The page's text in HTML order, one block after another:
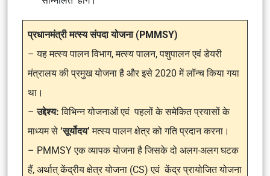
प्रधानमंत्री मत्स्य संपदा योजना (PMMSY)
– यह मत्स्य पालन विभाग, मत्स्य पालन, पशुपालन एवं डेयरी
मंत्रालय की प्रमुख योजना है और इसे 2020 में लॉन्च किया गया
था।
–उद्देश्य:विभिन्न योजनाओं एवं पहलों के समेकित प्रयासों के
माध्यम से ‘सूर्योदय’मत्स्य पालन क्षेत्र को गति प्रदान करना।
– PMMSY एक व्यापक योजना है जिसके दो अलग-अलग घटक
हैं, अर्थात् केंद्रीय क्षेत्र योजना (CS) एवं केंद्र प्रायोजित योजना